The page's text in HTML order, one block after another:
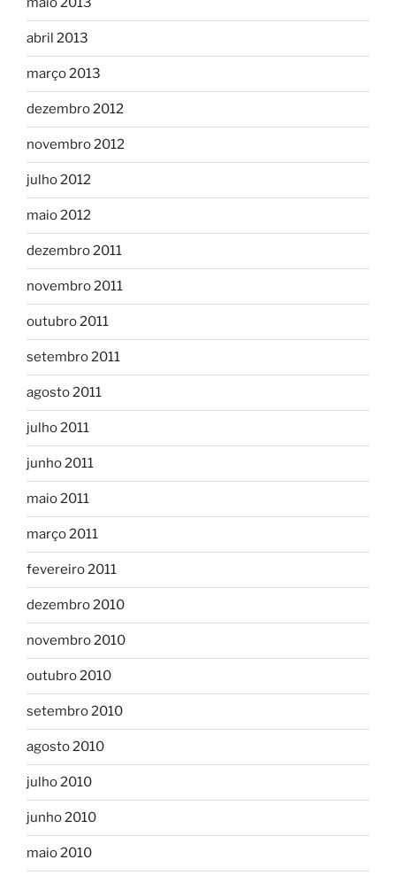
abril 2013
março 2013
dezembro 2012
novembro 2012
julho 2012
maio 2012
dezembro 2011
novembro 2011
outubro 2011
setembro 2011
agosto 2011
julho 2011
junho 2011
maio 2011
março 2011
fevereiro 2011
dezembro 2010
novembro 2010
outubro 2010
setembro 2010
agosto 2010
julho 2010
junho 2010
maio 2010